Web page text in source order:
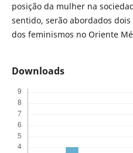
posição da mulher na
sentido, serão abordados
dos feminismos no Oriente
Downloads